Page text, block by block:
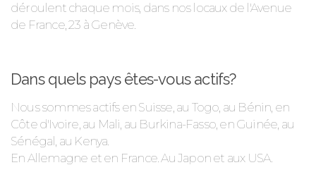
déroulent chaque mois, dans nos locaux de l'Avenue
de France, 23 à Genève.
Dans quels pays êtes-vous actifs?
Nous sommes actifs en Suisse, au Togo, au Bénin, en
Côte d'Ivoire, au Mali, au Burkina-Fasso, en Guinée, au
Sénégal, au Kenya.
En Allemagne et en France. Au Japon et aux USA.